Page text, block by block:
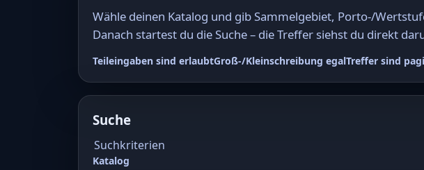
Wähle deinen Katalog und gib Sammelgebiet, Porto-/
Danach startest du die Suche – die Treffer siehst du direkt
Teileingaben sind erlaubtGroß-/Kleinschreibung egalTreffer sind
Suche
Suchkriterien
Katalog